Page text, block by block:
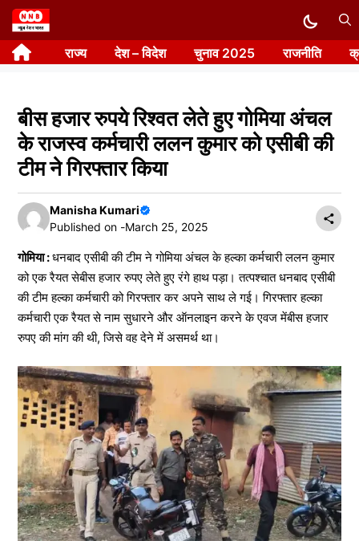
Skip
to
content राज्य देश – विदेश चुनाव 2025 राजनीति
बीस हजार रुपये रिश्वत लेते हुए गोमिया अंचल
के राजस्व कर्मचारी ललन कुमार को एसीबी की
टीम ने गिरफ्तार किया
Manisha Kumari
Published on -March 25, 2025
गोमिया :धनबाद एसीबी की टीम ने गोमिया अंचल के हल्का कर्मचारी ललन कुमार
को एक रैयत सेबीस हजार रुपए लेते हुए रंगे हाथ पड़ा। तत्पश्चात धनबाद एसीबी
की टीम हल्का कर्मचारी को गिरफ्तार कर अपने साथ ले गई। गिरफ्तार हल्का
कर्मचारी एक रैयत से नाम सुधारने और ऑनलाइन करने के एवज मेंबीस हजार
रुपए की मांग की थी, जिसे वह देने में असमर्थ था।